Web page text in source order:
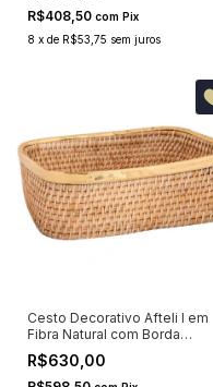
R$408,50 com Pix
8 x de R$53,75 sem juros
Cesto Decorativo Afteli I em
Fibra Natural com Borda
Dourada 35x24cm
R$630,00